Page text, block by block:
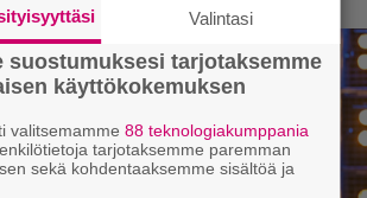
Valintasi
suostumuksesi tarjotaksemme
käyttökokemuksen
valitsemamme88 teknologiakumppania
tarjotaksemme paremman
sekä kohdentaaksemme sisältöä ja